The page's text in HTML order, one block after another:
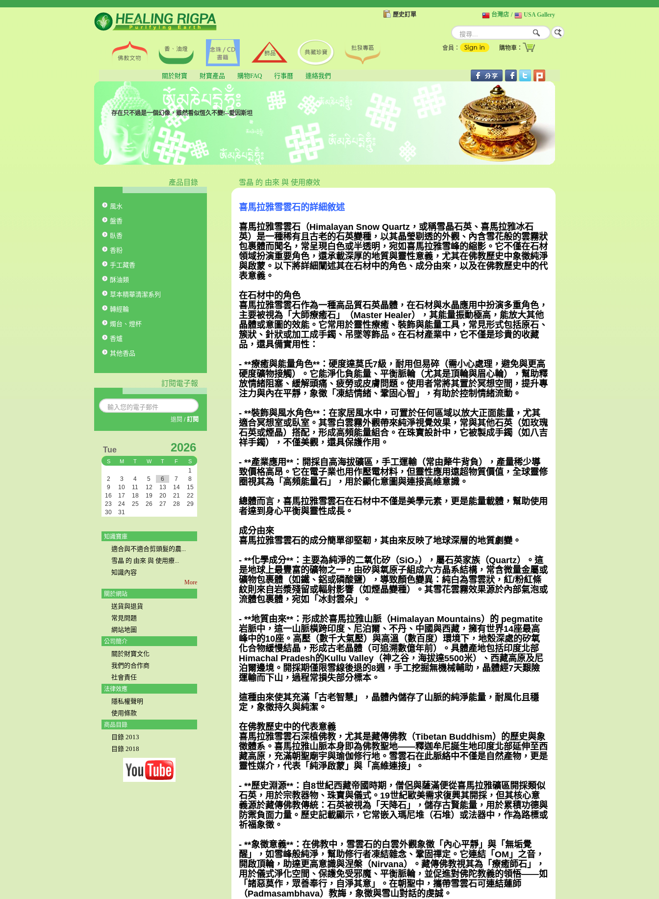
歷史訂單 USA Gallery
/
台灣店
會員： 購物車：
關於財寶 財寶產品 購物FAQ 行事曆 連絡我們
存在只不過是一個幻像，雖然看似恆久不變!--愛因斯坦
產品目錄
風水
盤香
臥香
香粉
手工藏香
酥油類
草本精華清潔系列
轉經輪
燭台、燈杯
香爐
其他香品
訂閱電子報
退閱 /訂閱
Tue 2026
S M T W T F S
1
2
3 4 5 6 7
8
9
10 11 12 13 14
15
16
17 18 19 20 21
22
23
24 25 26 27 28
29
30
31
知識寶庫
適合與不適合剪頭髮的農...
雪晶 的 由來 與 使用療...
知識內容
More
關於網站
送貨與退貨
常見問題
網站地圖
公司簡介
關於財寶文化
我們的合作商
社會責任
法律效應
隱私權聲明
使用條款
商品目錄
目錄 2013
目錄 2018
雪晶 的 由來 與 使用療效
喜馬拉雅雪雲石的詳細敘述
喜馬拉雅雪雲石（Himalayan Snow Quartz，或稱雪晶石英、喜馬拉雅冰石
英）是一種稀有且古老的石英變種，以其晶瑩剔透的外觀、內含雪花般的雲霧狀
包裹體而聞名，常呈現白色或半透明，宛如喜馬拉雅雪峰的縮影。它不僅在石材
領域扮演重要角色，還承載深厚的地質與靈性意義，尤其在佛教歷史中象徵純淨
與啟蒙。以下將詳細闡述其在石材中的角色、成分由來，以及在佛教歷史中的代
表意義。
在石材中的角色
喜馬拉雅雪雲石作為一種高品質石英晶體，在石材與水晶應用中扮演多重角色，
主要被視為「大師療癒石」（Master Healer），其能量振動極高，能放大其他
晶體或意圖的效能。它常用於靈性療癒、裝飾與能量工具，常見形式包括原石、
簇狀、針狀或加工成手鐲、吊墜等飾品。在石材產業中，它不僅是珍貴的收藏
品，還具備實用性：
- **療癒與能量角色**：硬度達莫氏7級，耐用但易碎（需小心處理，避免與更高
硬度礦物接觸）。它能淨化負能量、平衡脈輪（尤其是頂輪與眉心輪），幫助釋
放情緒阻塞、緩解頭痛、疲勞或皮膚問題。使用者常將其置於冥想空間，提升專
注力與內在平靜，象徵「凍結情緒、鞏固心智」，有助於控制情緒流動。
- **裝飾與風水角色**：在家居風水中，可置於任何區域以放大正面能量，尤其
適合冥想室或臥室。其雪白雲霧外觀帶來純淨視覺效果，常與其他石英（如玫瑰
石英或煙晶）搭配，形成高頻能量組合。在珠寶設計中，它被製成手鐲（如八吉
祥手鐲），不僅美觀，還具保護作用。
- **產業應用**：開採自高海拔礦區，手工運輸（常由犛牛背負），產量稀少導
致價格高昂。它在電子業也用作壓電材料，但靈性應用遠超物質價值，全球靈修
圈視其為「高頻能量石」，用於顯化意圖與連接高維意識。
總體而言，喜馬拉雅雪雲石在石材中不僅是美學元素，更是能量載體，幫助使用
者達到身心平衡與靈性成長。
成分由來
喜馬拉雅雪雲石的成分簡單卻堅韌，其由來反映了地球深層的地質劇變。
- **化學成分**：主要為純淨的二氧化矽（SiO₂），屬石英家族（Quartz）。這
是地球上最豐富的礦物之一，由矽與氧原子組成六方晶系結構，常含微量金屬或
礦物包裹體（如鐵、鋁或磷酸鹽），導致顏色變異：純白為雪雲狀，紅/粉紅條
紋則來自岩漿殘留或輻射影響（如煙晶變種）。其雪花雲霧效果源於內部氣泡或
流體包裹體，宛如「冰封雲朵」。
- **地質由來**：形成於喜馬拉雅山脈（Himalayan Mountains）的 pegmatite
岩脈中，這一山脈橫跨印度、尼泊爾、不丹、中國與西藏，擁有世界14座最高
峰中的10座。高壓（數千大氣壓）與高溫（數百度）環境下，地殼深處的矽氧
化合物緩慢結晶，形成古老晶體（可追溯數億年前）。具體產地包括印度北部
Himachal Pradesh的Kullu Valley（神之谷，海拔達5500米）、西藏高原及尼
泊爾邊境。開採期僅限雪線後退的8週，手工挖掘無機械輔助，晶體經7天艱險
運輸而下山，過程常損失部分標本。
這種由來使其充滿「古老智慧」，晶體內儲存了山脈的純淨能量，耐風化且穩
定，象徵持久與純潔。
在佛教歷史中的代表意義
喜馬拉雅雪雲石深植佛教，尤其是藏傳佛教（Tibetan Buddhism）的歷史與象
徵體系。喜馬拉雅山脈本身即為佛教聖地——釋迦牟尼誕生地印度北部延伸至西
藏高原，充滿朝聖廟宇與瑜伽修行地。雪雲石在此脈絡中不僅是自然產物，更是
靈性媒介，代表「純淨啟蒙」與「高維連接」。
- **歷史淵源**：自8世紀西藏帝國時期，僧侶與薩滿便從喜馬拉雅礦區開採類似
石英，用於宗教器物、珠寶與儀式。19世紀歐美需求復興其開採，但其核心意
義源於藏傳佛教傳統：石英被視為「天降石」，儲存古賢能量，用於累積功德與
防禦負面力量。歷史記載顯示，它常嵌入瑪尼堆（石堆）或法器中，作為路標或
祈福象徵。
- **象徵意義**：在佛教中，雪雲石的白雲外觀象徵「內心平靜」與「無垢覺
醒」，如雪峰般純淨，幫助修行者凍結雜念、鞏固禪定。它連結「OM」之音，
開啟頂輪，助達更高意識與涅槃（Nirvana）。藏傳佛教視其為「療癒師石」，
用於儀式淨化空間、保護免受邪魔、平衡脈輪，並促進對佛陀教義的領悟——如
「諸惡莫作，眾善奉行，自淨其意」。在朝聖中，攜帶雪雲石可連結蓮師
（Padmasambhava）教誨，象徵與雪山對話的虔誠。